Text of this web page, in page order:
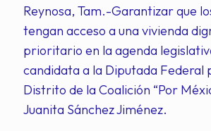
Reynosa, Tam.-Garantizar que
tengan acceso a una vivienda
prioritario en la agenda
candidata a la Diputada Federal
Distrito de la Coalición “Por
Juanita Sánchez Jiménez.